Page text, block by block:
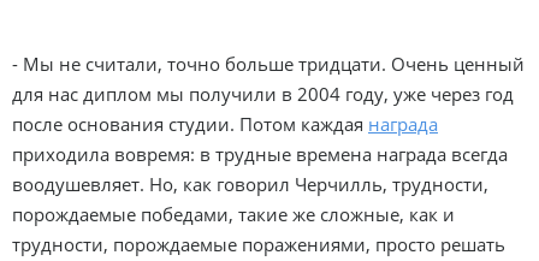
- Мы не считали, точно больше тридцати. Очень ценный
для нас диплом мы получили в 2004 году, уже через год
после основания студии. Потом каждая награда
приходила вовремя: в трудные времена награда всегда
воодушевляет. Но, как говорил Черчилль, трудности,
порождаемые победами, такие же сложные, как и
трудности, порождаемые поражениями, просто решать